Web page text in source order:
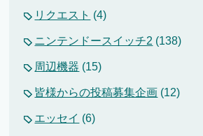
リクエスト (4)
ニンテンドースイッチ2 (138)
周辺機器 (15)
皆様からの投稿募集企画 (12)
エッセイ (6)